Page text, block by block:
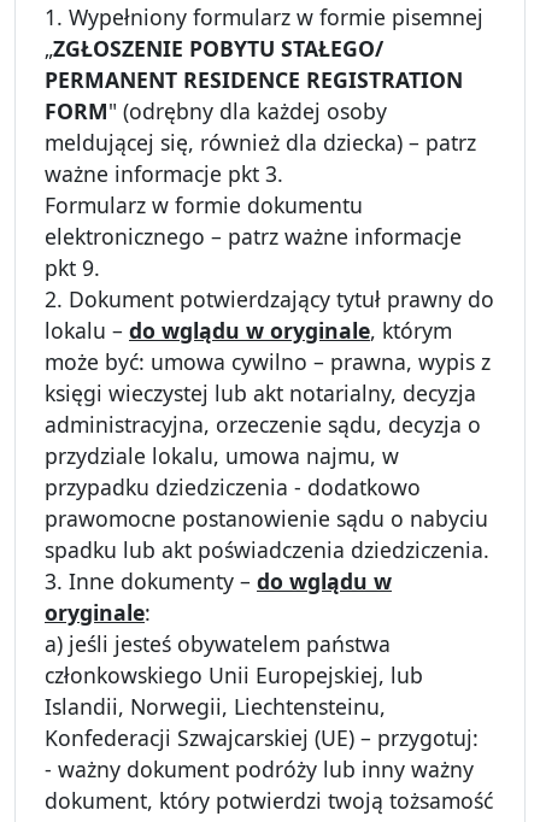
1. Wypełniony formularz w formie pisemnej
„ZGŁOSZENIE POBYTU STAŁEGO/
PERMANENT RESIDENCE REGISTRATION
FORM" (odrębny dla każdej osoby
meldującej się, również dla dziecka) – patrz
ważne informacje pkt 3.
Formularz w formie dokumentu
elektronicznego – patrz ważne informacje
pkt 9.
2. Dokument potwierdzający tytuł prawny do
lokalu – do wglądu w oryginale, którym
może być: umowa cywilno – prawna, wypis z
księgi wieczystej lub akt notarialny, decyzja
administracyjna, orzeczenie sądu, decyzja o
przydziale lokalu, umowa najmu, w
przypadku dziedziczenia - dodatkowo
prawomocne postanowienie sądu o nabyciu
spadku lub akt poświadczenia dziedziczenia.
3. Inne dokumenty – do wglądu w
oryginale:
a) jeśli jesteś obywatelem państwa
członkowskiego Unii Europejskiej, lub
Islandii, Norwegii, Liechtensteinu,
Konfederacji Szwajcarskiej (UE) – przygotuj:
- ważny dokument podróży lub inny ważny
dokument, który potwierdzi twoją tożsamość